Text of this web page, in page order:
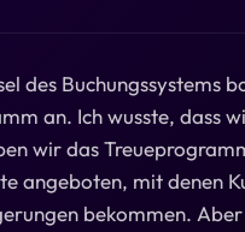
des Buchungssystems
an. Ich wusste, dass
wir das
angeboten, mit denen
bekommen.